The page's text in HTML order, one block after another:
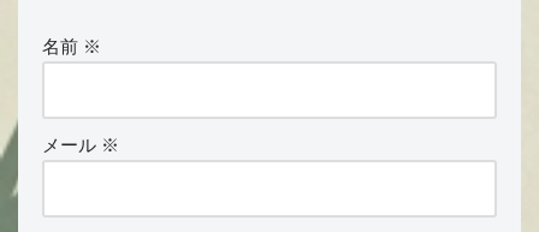
名前 ※
メール ※